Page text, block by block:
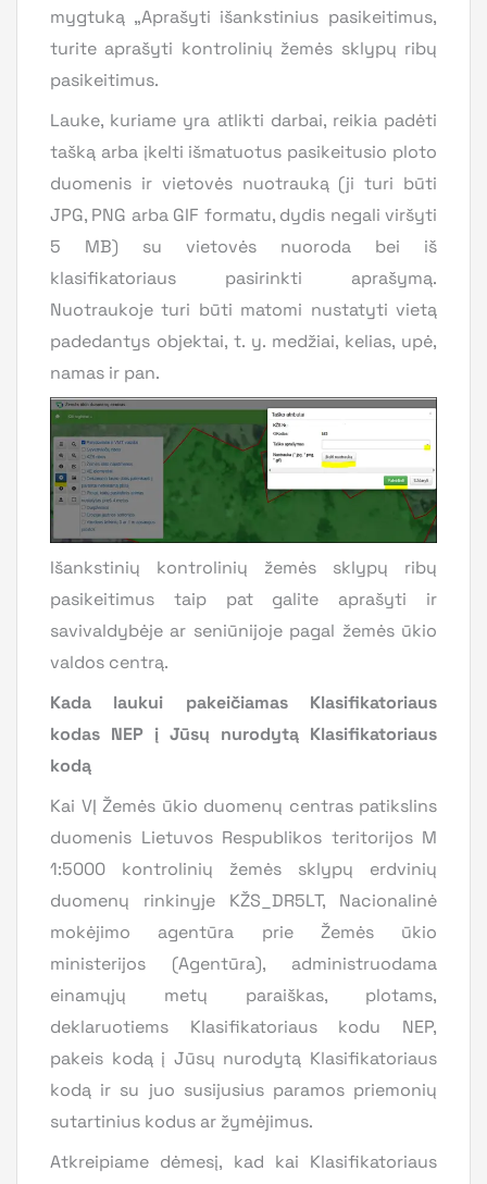
mygtuką „Aprašyti išankstinius pasikeitimus,
turite aprašyti kontrolinių žemės sklypų ribų
pasikeitimus.
Lauke, kuriame yra atlikti darbai, reikia padėti
tašką arba įkelti išmatuotus pasikeitusio ploto
duomenis ir vietovės nuotrauką (ji turi būti
JPG, PNG arba GIF formatu, dydis negali viršyti
5 MB) su vietovės nuoroda bei iš
klasifikatoriaus pasirinkti aprašymą.
Nuotraukoje turi būti matomi nustatyti vietą
padedantys objektai, t. y. medžiai, kelias, upė,
namas ir pan.
Išankstinių kontrolinių žemės sklypų ribų
pasikeitimus taip pat galite aprašyti ir
savivaldybėje ar seniūnijoje pagal žemės ūkio
valdos centrą.
Kada laukui pakeičiamas Klasifikatoriaus
kodas NEP į Jūsų nurodytą Klasifikatoriaus
kodą
Kai VĮ Žemės ūkio duomenų centras patikslins
duomenis Lietuvos Respublikos teritorijos M
1:5000 kontrolinių žemės sklypų erdvinių
duomenų rinkinyje KŽS_DR5LT, Nacionalinė
mokėjimo agentūra prie Žemės ūkio
ministerijos (Agentūra), administruodama
einamųjų metų paraiškas, plotams,
deklaruotiems Klasifikatoriaus kodu NEP,
pakeis kodą į Jūsų nurodytą Klasifikatoriaus
kodą ir su juo susijusius paramos priemonių
sutartinius kodus ar žymėjimus.
Atkreipiame dėmesį, kad kai Klasifikatoriaus